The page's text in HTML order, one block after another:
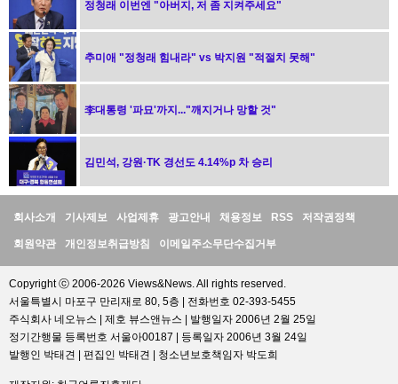
정청래 이번엔 "아버지, 저 좀 지켜주세요"
추미애 "정청래 힘내라" vs 박지원 "적절치 못해"
李대통령 '파묘'까지..."깨지거나 망할 것"
김민석, 강원·TK 경선도 4.14%p 차 승리
정
보
회사소개 기사제보 사업제휴 광고안내 채용정보 RSS 저작권정책
회원약관 개인정보취급방침 이메일주소무단수집거부
Copyright ⓒ 2006-2026 Views&News. All rights reserved.
서울특별시 마포구 만리재로 80, 5층 | 전화번호 02-393-5455
주식회사 네오뉴스 | 제호 뷰스앤뉴스 | 발행일자 2006년 2월 25일
정기간행물 등록번호 서울아00187 | 등록일자 2006년 3월 24일
발행인 박태견 | 편집인 박태견 | 청소년보호책임자 박도희